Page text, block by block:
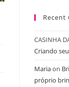
Recent
CASINHA
Criando
Mariaon
próprio